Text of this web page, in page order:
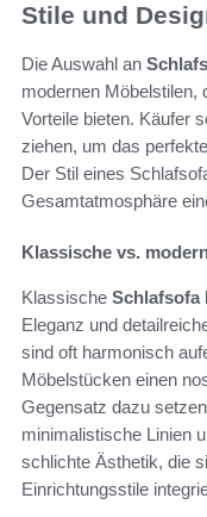
Stile und
Die Auswahl an
modernen Möbelstilen,
Vorteile bieten. Käufer
ziehen, um das
Der Stil eines
Gesamtatmosphäre
Klassische vs.
Klassische Schlafsofa
Eleganz und
sind oft harmonisch
Möbelstücken einen
Gegensatz dazu
minimalistische Linien
schlichte Ästhetik, die
Einrichtungsstile